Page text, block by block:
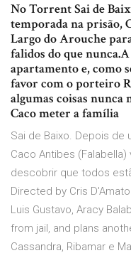
No Torrent Sai de
temporada na prisão,
Largo do Arouche
falidos do que
apartamento e, como
favor com o porteiro
algumas coisas
Caco meter a família
Sai de Baixo. Depois de
Caco Antibes
descobrir que todos
Directed by Cris
Luis Gustavo, Aracy
from jail, and plans
Cassandra, Ribamar e